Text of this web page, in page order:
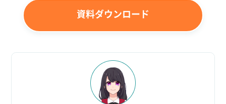
資料ダウンロード